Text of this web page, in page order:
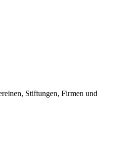
Stiftungen, Firmen und